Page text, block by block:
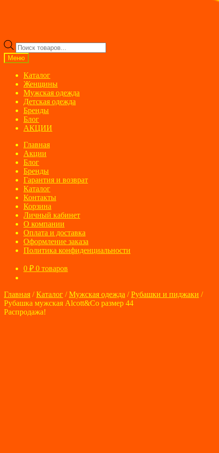
Поиск
товаров
Меню
Каталог
Женщины
Мужская одежда
Детская одежда
Бренды
Блог
АКЦИИ
Главная
Акции
Блог
Бренды
Гарантия и возврат
Каталог
Контакты
Корзина
Личный кабинет
О компании
Оплата и доставка
Оформление заказа
Политика конфиденциальности
0 ₽ 0 товаров
Главная /Каталог /Мужская одежда /Рубашки и пиджаки /
Рубашка мужская Alcott&Co размер 44
Распродажа!